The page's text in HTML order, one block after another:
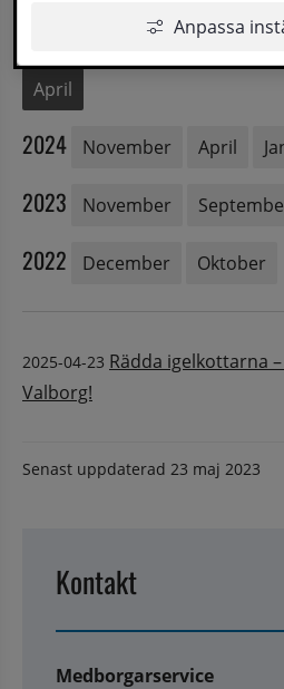
Anpassa
November
April
2024 November April
2023 November
2022 December Oktober
2025-04-23 Rädda igelkottarna
Valborg!
Senast uppdaterad 23 maj 2023
Kontakt
Medborgarservice